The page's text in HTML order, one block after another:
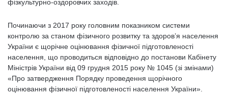
фізкультурно-оздоровчих заходів.
Починаючи з 2017 року головним показником системи
контролю за станом фізичного розвитку та здоров’я населення
України є щорічне оцінювання фізичної підготовленості
населення, що проводиться відповідно до постанови Кабінету
Міністрів України від 09 грудня 2015 року № 1045 (зі змінами)
«Про затвердження Порядку проведення щорічного
оцінювання фізичної підготовленості населення України».